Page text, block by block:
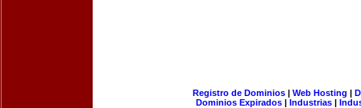
Registro de Dominios| Web Hosting |
Dominios Expirados | Industrias |